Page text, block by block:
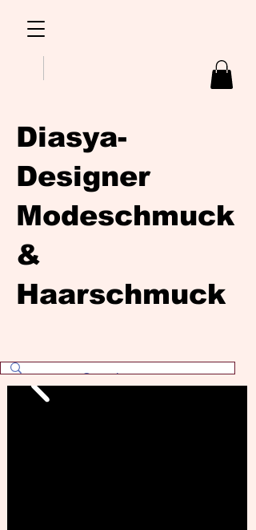
Diasya-
Designer
Modeschmuck
&
Haarschmuck